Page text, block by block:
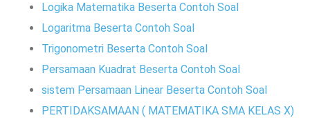
Logika Matematika Beserta Contoh Soal
Logaritma Beserta Contoh Soal
Trigonometri Beserta Contoh Soal
Persamaan Kuadrat Beserta Contoh Soal
sistem Persamaan Linear Beserta Contoh Soal
PERTIDAKSAMAAN ( MATEMATIKA SMA KELAS X)